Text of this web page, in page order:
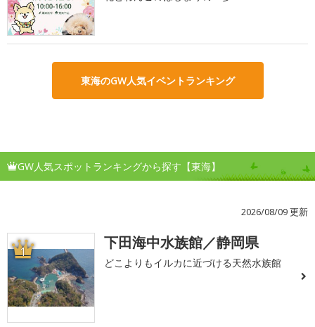
東海のGW人気イベントランキング
GW人気スポットランキングから探す【東海】
2026/08/09 更新
1 下田海中水族館／静岡県
どこよりもイルカに近づける天然水族館